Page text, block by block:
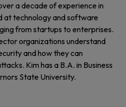
a decade of experience in
at technology and software
from startups to enterprises.
organizations understand
and how they can
Kim has a B.A. in Business
State University.